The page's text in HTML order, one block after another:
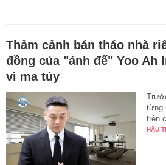
Thảm cảnh bán tháo nhà
đồng của "ảnh đế" Yoo Ah
vì ma túy
từng
trên
HẬU